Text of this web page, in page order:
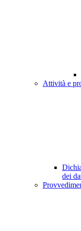
Attività e
dei